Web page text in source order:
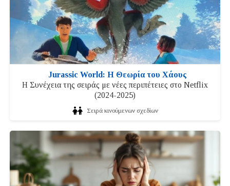
Jurassic World: Η Θεωρία του Χάους
Η Συνέχεια της σειράς με νέες περιπέτειες στο Netflix
(2024-2025)
Σειρά κινούμενων σχεδίων